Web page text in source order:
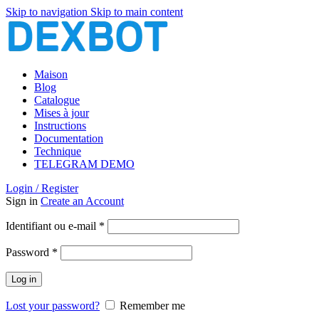
Skip to navigation Skip to main content
Maison
Blog
Catalogue
Mises à jour
Instructions
Documentation
Technique
TELEGRAM DEMO
Login / Register
Sign in Create an Account
Identifiant ou e-mail *
Password *
Log in
Lost your password?
Remember me